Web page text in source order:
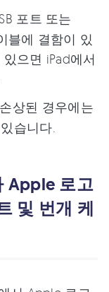
포트 또는
블에 결함이 있
으면 iPad에서
상된 경우에는
습니다.
Apple 로고
및 번개 케